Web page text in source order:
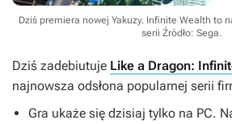
Dziś premiera nowej Yakuzy. Infinite Wealth to
serii Źródło: Sega.
Dziś zadebiutuje Like a Dragon:
najnowsza odsłona popularnej serii
Gra ukaże się dzisiaj tylko na PC.